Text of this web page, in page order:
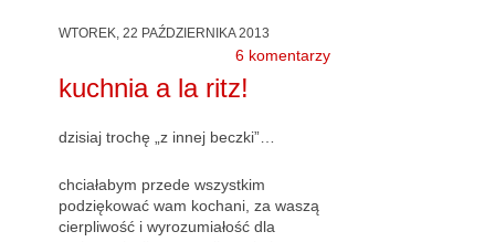
WTOREK, 22 PAŹDZIERNIKA 2013
6 komentarzy
kuchnia a la ritz!
dzisiaj trochę „z innej beczki”…
chciałabym przede wszystkim
podziękować wam kochani, za waszą
cierpliwość i wyrozumiałość dla